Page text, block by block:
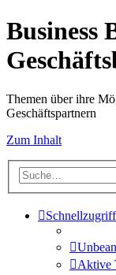
Business
Themen über ihre
Geschäftspartnern
Zum Inhalt
Schnellzugriff
Aktive